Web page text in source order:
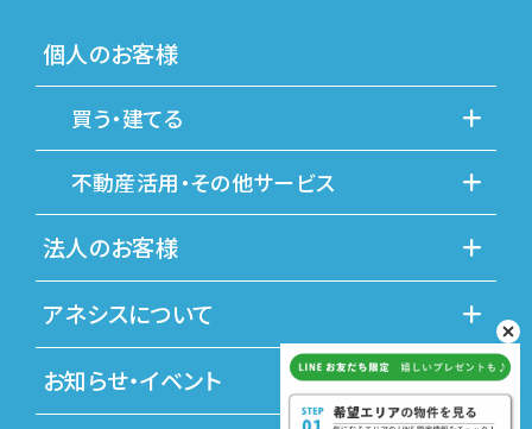
個人のお客様
買う・建てる
不動産活用・その他サービス
法人のお客様
お知らせ・イベント
アネシスについて